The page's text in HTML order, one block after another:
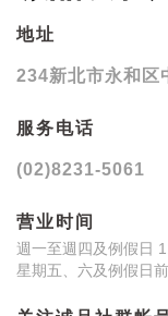
地址
234新北市永和区
服务电话
(02)8231-5061
营业时间
週一至週四及例假日
星期五、六及例假日